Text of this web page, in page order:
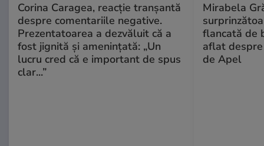
Corina Caragea, reacție tranșantă
despre comentariile negative.
Prezentatoarea a dezvăluit că a
fost jignită și amenințată: „Un
lucru cred că e important de spus
clar...”
Mirabela
flancată de
aflat
de Apel